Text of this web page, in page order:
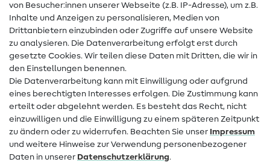
Hilfe & Kontakt
Kontakt
Infos zum Betreiberwechsel
Widerrufsrecht
Beliebt
Stoffe
von Besucher:innen unserer Webseite (z.B. IP-Adresse), um z.B.
Inhalte und Anzeigen zu personalisieren, Medien von
Drittanbietern einzubinden oder Zugriffe auf unsere Website
zu analysieren. Die Datenverarbeitung erfolgt erst durch
gesetzte Cookies. Wir teilen diese Daten mit Dritten, die wir in
den Einstellungen benennen.
Die Datenverarbeitung kann mit Einwilligung oder aufgrund
eines berechtigten Interesses erfolgen. Die Zustimmung kann
erteilt oder abgelehnt werden. Es besteht das Recht, nicht
einzuwilligen und die Einwilligung zu einem späteren Zeitpunkt
zu ändern oder zu widerrufen. Beachten Sie unser Impressum
und weitere Hinweise zur Verwendung personenbezogener
Daten in unserer Daten­schutz­erklärung.